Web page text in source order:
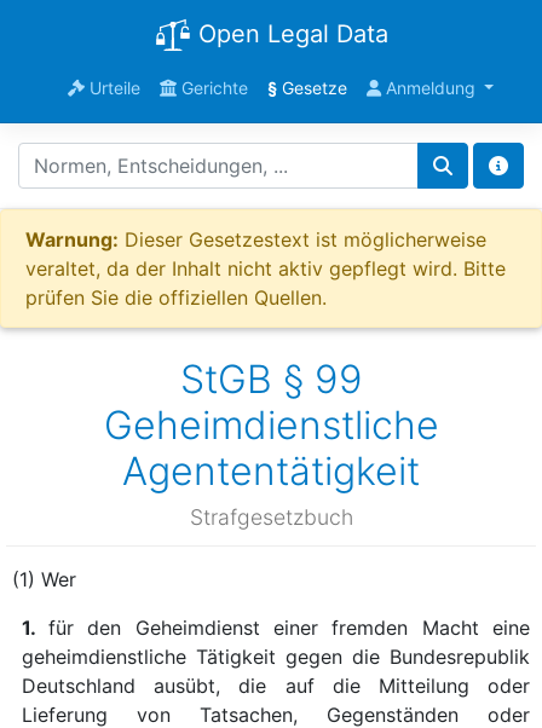
Open Legal Data
Urteile Gerichte §Gesetze Anmeldung
Warnung: Dieser Gesetzestext ist möglicherweise
veraltet, da der Inhalt nicht aktiv gepflegt wird. Bitte
prüfen Sie die offiziellen Quellen.
StGB § 99
Geheimdienstliche
Agententätigkeit
Strafgesetzbuch
(1) Wer
1. für den Geheimdienst einer fremden Macht eine
geheimdienstliche Tätigkeit gegen die Bundesrepublik
Deutschland ausübt, die auf die Mitteilung oder
Lieferung von Tatsachen, Gegenständen oder